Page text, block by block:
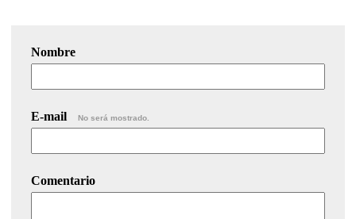
Nombre
E-mail No será mostrado.
Comentario